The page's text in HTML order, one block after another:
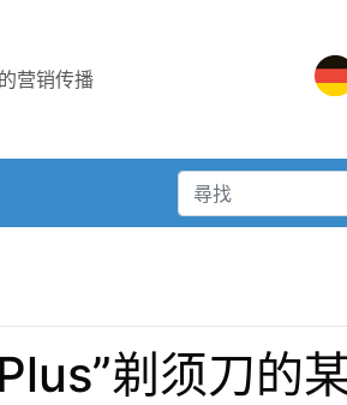
营销传播
剃须刀的